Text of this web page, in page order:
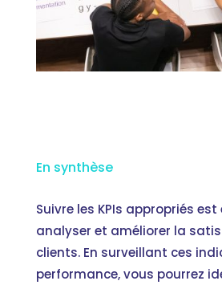
En synthèse
Suivre les KPIs appropriés
analyser et améliorer la
clients. En surveillant ces
performance, vous pourrez